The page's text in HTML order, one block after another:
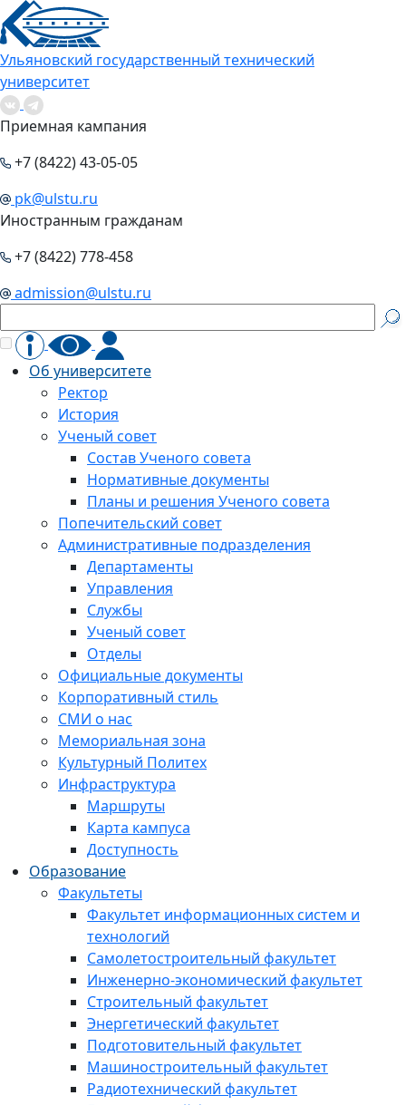
Ульяновский государственный технический
университет
Приемная кампания
+7 (8422) 43-05-05
pk@ulstu.ru
Иностранным гражданам
+7 (8422) 778-458
admission@ulstu.ru
Об университете
Ректор
История
Ученый совет
Состав Ученого совета
Нормативные документы
Планы и решения Ученого совета
Попечительский совет
Административные подразделения
Департаменты
Управления
Службы
Ученый совет
Отделы
Официальные документы
Корпоративный стиль
СМИ о нас
Мемориальная зона
Культурный Политех
Инфраструктура
Маршруты
Карта кампуса
Доступность
Образование
Факультеты
Факультет информационных систем и
технологий
Самолетостроительный факультет
Инженерно-экономический факультет
Строительный факультет
Энергетический факультет
Подготовительный факультет
Машиностроительный факультет
Радиотехнический факультет